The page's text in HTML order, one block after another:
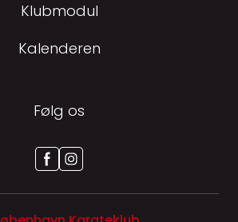
Klubmodul
Kalenderen
Følg os